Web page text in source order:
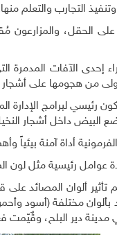
التجارب والتعلم
على الحقل، والمزارعون
إحدى الآفات المدمرة
من هجومها على
رئيسي لبرامج
داخل أشجار
أداة آمنة بيئياً
عوامل رئيسية مثل
تأثير ألوان المصائد
مختلفة (أسود
مدينة دير البلح، وقٌيّمت